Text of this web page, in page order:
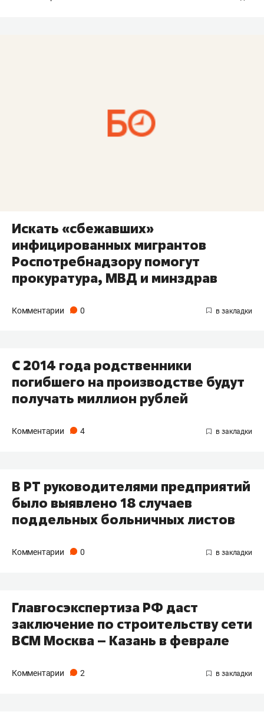
Искать «сбежавших»
инфицированных мигрантов
Роспотребнадзору помогут
прокуратура, МВД и минздрав
Комментарии 0
С 2014 года родственники
погибшего на производстве будут
получать миллион рублей
Комментарии 4
В РТ руководителями предприятий
было выявлено 18 случаев
поддельных больничных листов
Комментарии 0
Главгосэкспертиза РФ даст
заключение по строительству сети
ВСМ Москва – Казань в феврале
Комментарии 2